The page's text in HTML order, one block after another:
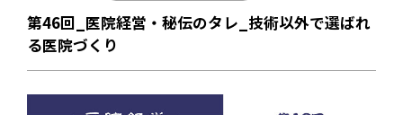
第46回_医院経営・秘伝のタレ_技術以外で選ばれ
る医院づくり